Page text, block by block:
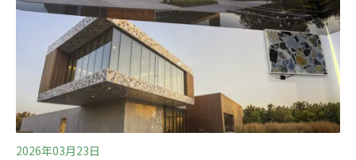
速，約三至五年即可採收，兼具固碳能力與再生特性，因
此近年在全球淨零排放趨勢下，再次受到建築與材料領域
關注，也成為台灣發展循環經濟的重要天然資源。林保署
新竹分署長夏榮生分享，自己小時候睡過竹製
2026年03月23日